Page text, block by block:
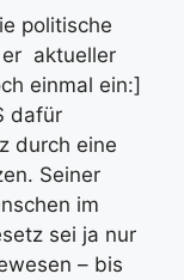
politische
er aktueller
einmal ein:]
dafür
durch eine
Seiner
im
sei ja nur
– bis